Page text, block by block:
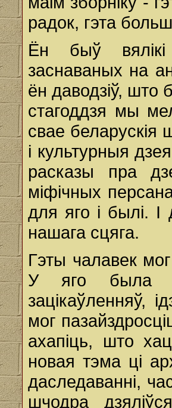
радок, гэта
Ён быў
заснаваных на
ён даводзіў,
стагоддзя мы
свае беларускія
і культурныя
расказы пра
міфічных
для яго і былі.
нашага сцяга.
Гэты чалавек
У яго была
зацікаўленняў,
мог
ахапіць, што
новая тэма ці
даследаванні,
шчодра